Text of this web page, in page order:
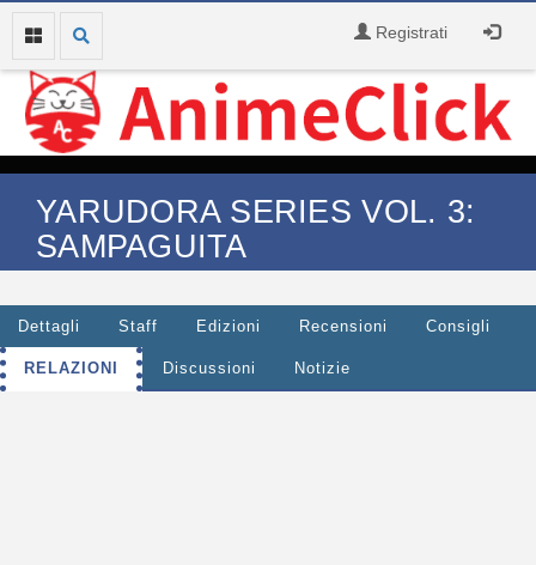
Registrati
YARUDORA SERIES VOL. 3:
SAMPAGUITA
Dettagli Staff Edizioni Recensioni Consigli
RELAZIONI Discussioni Notizie